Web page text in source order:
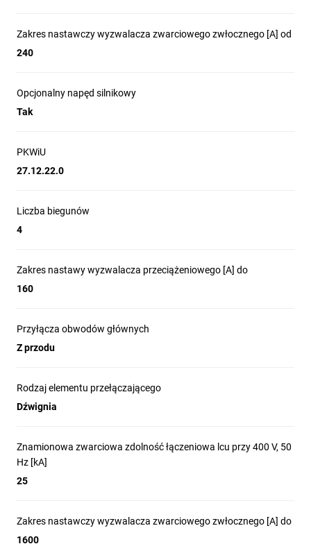
Zakres nastawczy wyzwalacza zwarciowego zwłocznego [A] od
240
Opcjonalny napęd silnikowy
Tak
PKWiU
27.12.22.0
Liczba biegunów
4
Zakres nastawy wyzwalacza przeciążeniowego [A] do
160
Przyłącza obwodów głównych
Z przodu
Rodzaj elementu przełączającego
Dźwignia
Znamionowa zwarciowa zdolność łączeniowa lcu przy 400 V, 50
Hz [kA]
25
Zakres nastawczy wyzwalacza zwarciowego zwłocznego [A] do
1600